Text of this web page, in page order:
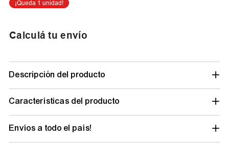
Calculá tu envío
Descripción del producto
Características del producto
Envíos a todo el país!